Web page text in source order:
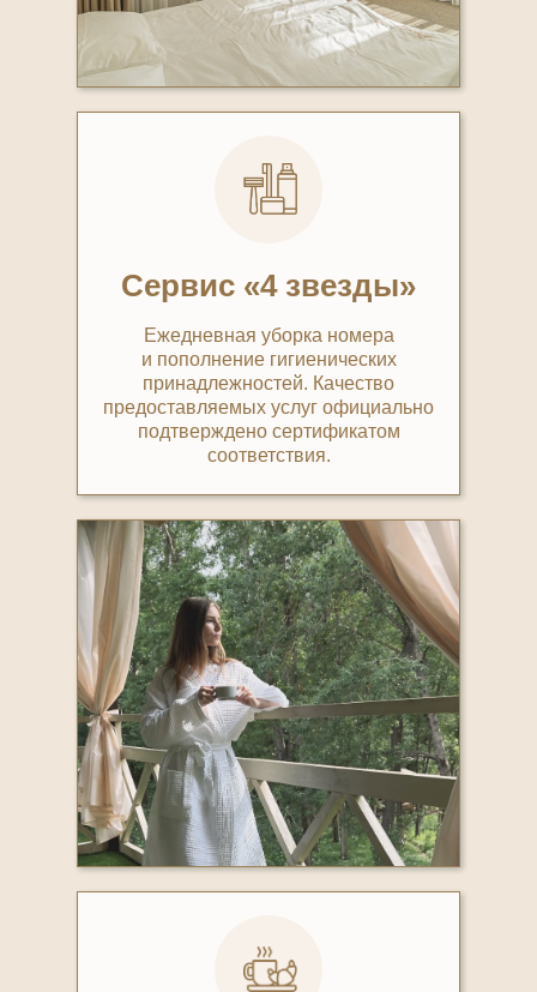
Сервис «4 звезды»
Ежедневная уборка номера
и пополнение гигиенических
принадлежностей. Качество
предоставляемых услуг официально
подтверждено сертификатом
соответствия.